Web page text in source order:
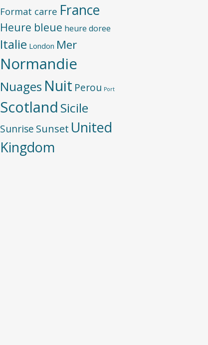
Format carre France
Heure bleue heure doree
Italie London Mer
Normandie
Nuages Nuit Perou Port
Scotland Sicile
Sunrise Sunset United
Kingdom